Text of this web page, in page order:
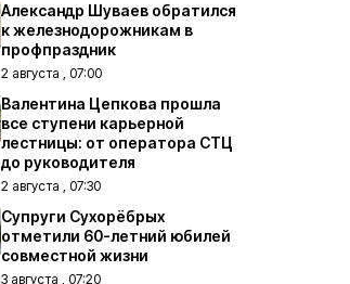
Александр Шуваев обратился
к железнодорожникам в
профпраздник
2 августа , 07:00
Валентина Цепкова прошла
все ступени карьерной
лестницы: от оператора СТЦ
до руководителя
2 августа , 07:30
Супруги Сухорёбрых
отметили 60-летний юбилей
совместной жизни
3 августа , 07:20